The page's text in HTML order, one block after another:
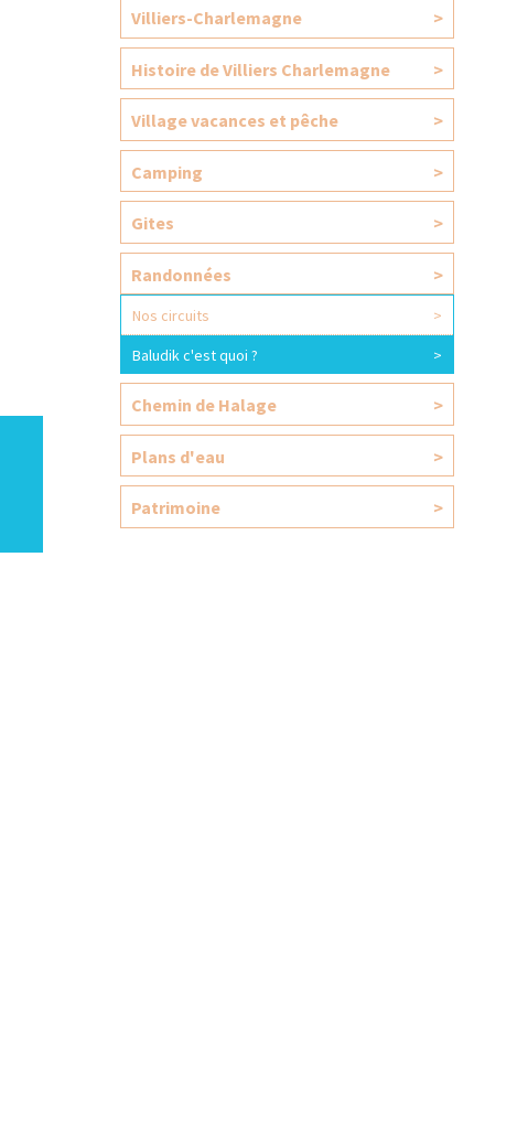
Villiers-Charlemagne >
Histoire de Villiers Charlemagne >
Village vacances et pêche >
Camping >
Gites >
Randonnées >
Nos circuits
>
Baludik c'est quoi ?
>
Chemin de Halage >
Plans d'eau >
Patrimoine >